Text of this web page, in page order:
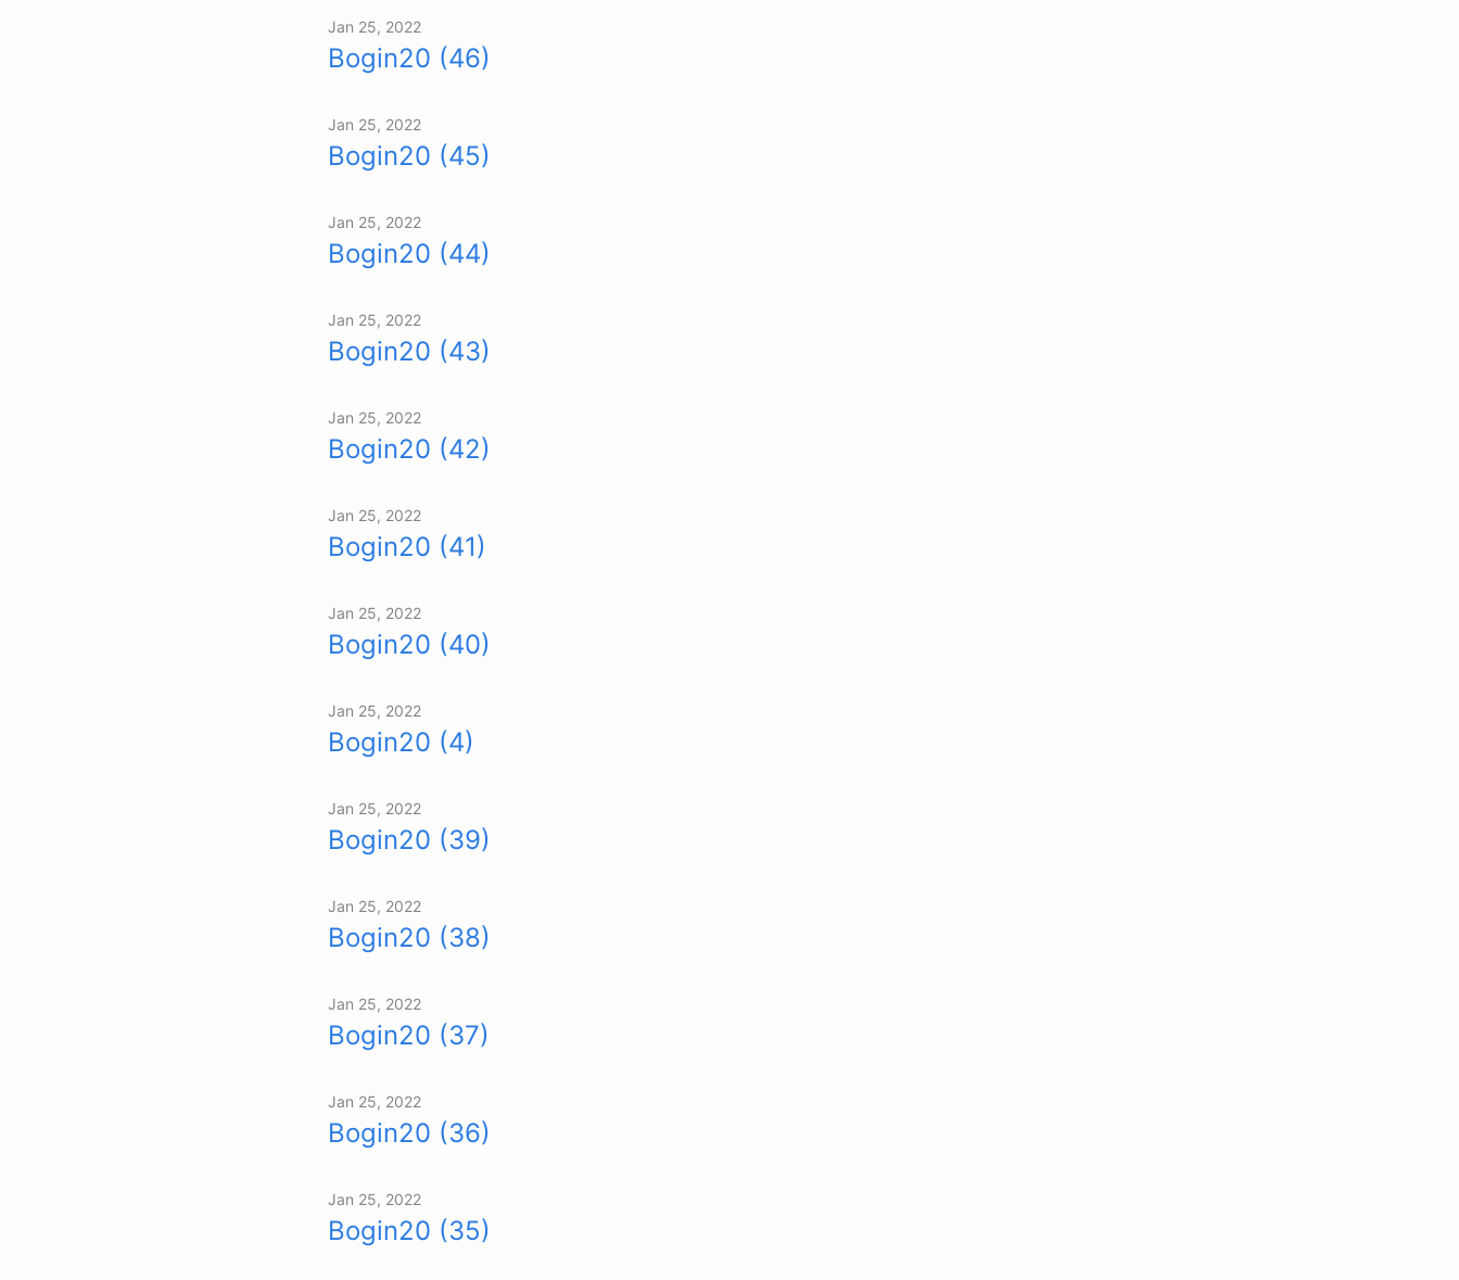
Jan 25, 2022
Bogin20 (46)
Jan 25, 2022
Bogin20 (45)
Jan 25, 2022
Bogin20 (44)
Jan 25, 2022
Bogin20 (43)
Jan 25, 2022
Bogin20 (42)
Jan 25, 2022
Bogin20 (41)
Jan 25, 2022
Bogin20 (40)
Jan 25, 2022
Bogin20 (4)
Jan 25, 2022
Bogin20 (39)
Jan 25, 2022
Bogin20 (38)
Jan 25, 2022
Bogin20 (37)
Jan 25, 2022
Bogin20 (36)
Jan 25, 2022
Bogin20 (35)